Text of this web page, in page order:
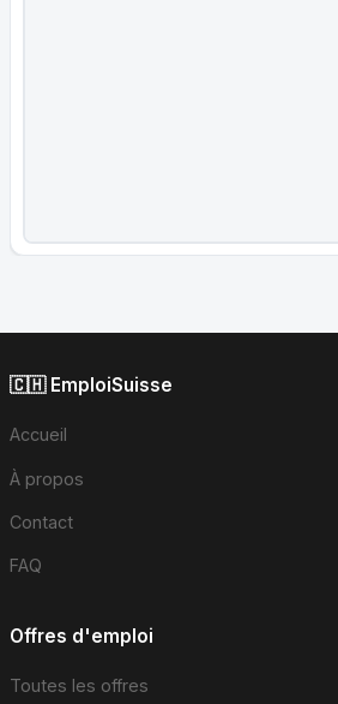
🇨🇭 EmploiSuisse
Accueil
À propos
Contact
FAQ
Offres d'emploi
Toutes les offres